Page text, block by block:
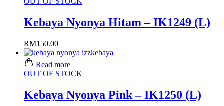
Kebaya Nyonya Hitam – IK1249 (L)
RM150.00
Read more
OUT OF STOCK
Kebaya Nyonya Pink – IK1250 (L)